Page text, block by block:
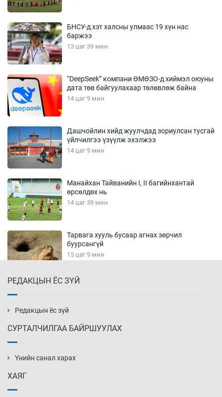
БНСУ-д хэт халсны улмаас 19 хүн нас
баржээ
13 цаг 39 мин
“DeepSeek” компани ӨМӨЗО-д хиймэл оюуны
дата төв байгуулахаар төлөвлөж байна
14 цаг 9 мин
Дашчойлин хийд жуулчдад зориулсан тусгай
үйлчилгээ үзүүлж эхэлжээ
14 цаг 9 мин
Манайхан Тайванийн I, II багийнхантай
өрсөлдөх нь
14 цаг 39 мин
Тарвага хууль бусаар агнах зөрчил
буурсангүй
15 цаг 9 мин
15 цаг 39 мин
16 цаг 9 мин
РЕДАКЦЫН ЁС ЗҮЙ
Редакцын ёс зүй
СУРТАЛЧИЛГАА БАЙРШУУЛАХ
Үнийн санал харах
ХАЯГ